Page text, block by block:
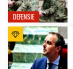
DEFENSIE